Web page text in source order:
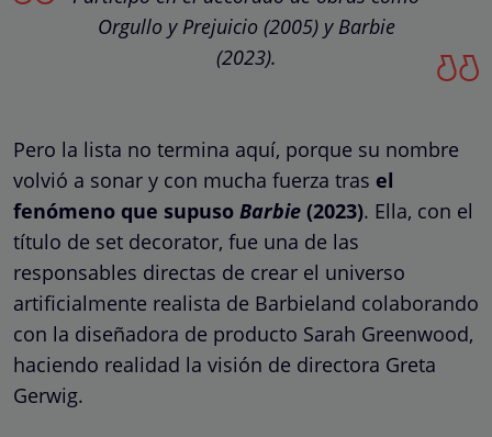
Orgullo y Prejuicio (2005) y Barbie
(2023).
Pero la lista no termina aquí, porque su nombre
volvió a sonar y con mucha fuerza tras el
fenómeno que supuso Barbie (2023). Ella, con el
título de set decorator, fue una de las
responsables directas de crear el universo
artificialmente realista de Barbieland colaborando
con la diseñadora de producto Sarah Greenwood,
haciendo realidad la visión de directora Greta
Gerwig.